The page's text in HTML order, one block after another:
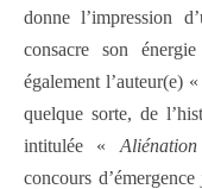
donne l’impression
consacre son
également l’auteur(e) «
quelque sorte, de
intitulée «
concours